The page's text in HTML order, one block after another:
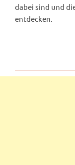
dabei sind und
entdecken.